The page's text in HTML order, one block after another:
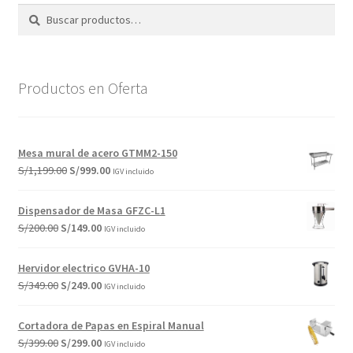
Buscar
Buscar
Productos en Oferta
Mesa mural de acero GTMM2-150
S/1,199.00 El
original
era:
S/999.00El
actual
IGV incluido
Dispensador de Masa GFZC-L1
S/200.00 El
original
era:
S/149.00El
actual
es:
IGV incluido
Hervidor electrico GVHA-10
S/349.00 El
original
era:
S/249.00El
es:
IGV incluido
Cortadora de Papas en Espiral Manual
S/399.00 El
S/299.00ElIGV incluido